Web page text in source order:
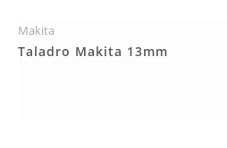
Más Detalles
Makita
Taladro Makita 13mm